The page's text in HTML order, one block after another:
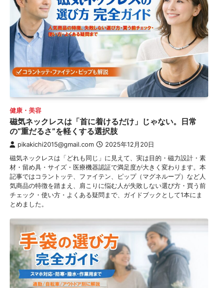
健康・美容
磁気ネックレスは「首に着けるだけ」じゃない。日常
の“重だるさ”を軽くする選択肢
pikakichi2015@gmail.com 2025年12月20日
磁気ネックレスは「どれも同じ」に見えて、実は目的・磁力設計・素
材・留め具・サイズ・医療機器認証で満足度が大きく変わります。本
記事ではコラントッテ、ファイテン、ピップ（マグネループ）など人
気商品の特徴を踏まえ、肩こりに悩む人が失敗しない選び方・買う前
チェック・使い方・よくある疑問まで、ガイドブックとして1本にま
とめました。